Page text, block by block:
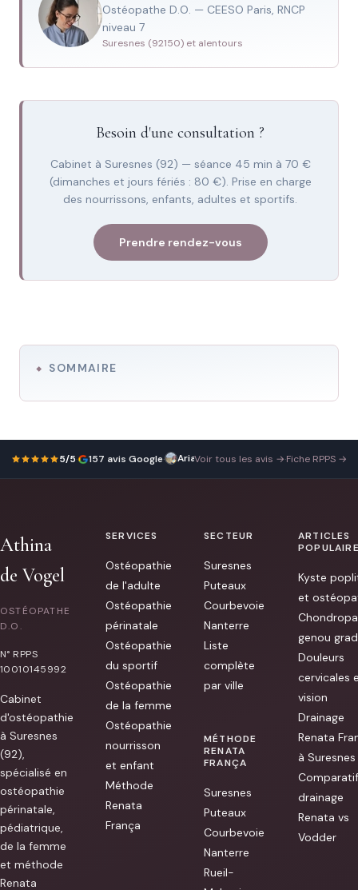
Ostéopathe D.O. — CEESO Paris, RNCP
niveau 7
Suresnes (92150) et alentours
Besoin d'une consultation ?
Cabinet à Suresnes (92) — séance 45 min à 70 €
(dimanches et jours fériés : 80 €). Prise en charge
des nourrissons, enfants, adultes et sportifs.
Prendre rendez-vous
SOMMAIRE
5/5· 157 avis Google· Ariane Chion 23 juin 2026
Très
Professionnelle
bienveillante.
Merci
Voir tous les avis →·Fiche RPPS →
Athina
de Vogel
OSTÉOPATHE
D.O.
N° RPPS
10010145992
Cabinet
d'ostéopathie
à Suresnes
(92),
spécialisé en
ostéopathie
périnatale,
pédiatrique,
de la femme
et méthode
Renata
SERVICES
Ostéopathie
de l'adulte
Ostéopathie
périnatale
Ostéopathie
du sportif
Ostéopathie
de la femme
Ostéopathie
nourrisson
et enfant
Méthode
Renata
França
SECTEUR
Suresnes
Puteaux
Courbevoie
Nanterre
Liste
complète
par ville
MÉTHODE
RENATA
FRANÇA
Suresnes
Puteaux
Courbevoie
Nanterre
Rueil-
ARTICLES
Kyste
et
genou
Douleurs
cervicales
vision
Drainage
Renata
à Suresnes
Comparatif
drainage
Renata vs
Vodder